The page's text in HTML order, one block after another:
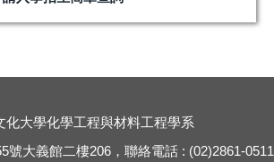
化大學化學工程與材料工程學系
號大義館二樓206，聯絡電話 : (02)2861-0511